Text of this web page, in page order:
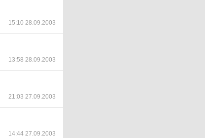
15:10 28.09.2003
13:58 28.09.2003
21:03 27.09.2003
14:44 27.09.2003